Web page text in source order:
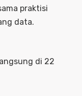
praktisi
data.
di 22